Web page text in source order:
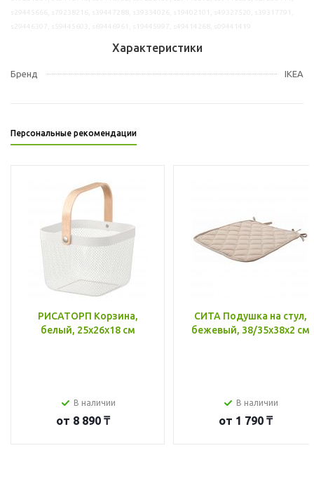
Характеристики
Бренд IKEA
Персональные рекомендации
РИСАТОРП Корзина,
белый, 25x26x18 см
В наличии
от 8 890 ₸
СИТА Подушка на стул,
бежевый, 38/35x38x2 см
В наличии
от 1 790 ₸